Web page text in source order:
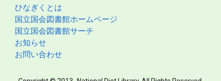
ひなぎくとは
国立国会図書館ホームページ
国立国会図書館サーチ
お知らせ
お問い合わせ